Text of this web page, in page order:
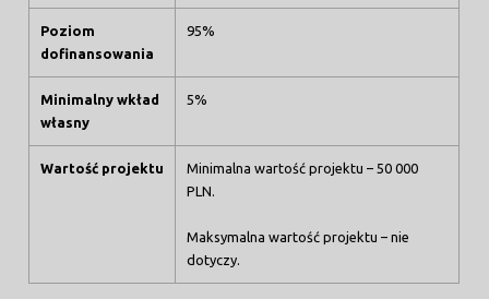
Poziom
dofinansowania
95%
Minimalny wkład
własny
5%
Wartość projektu
Minimalna wartość projektu – 50 000
PLN.
Maksymalna wartość projektu – nie
dotyczy.